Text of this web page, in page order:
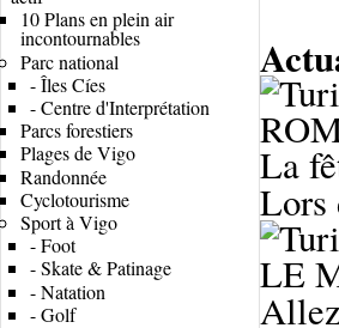
10 Plans en plein air
incontournables
Parc national
-Îles Cíes
-Centre d'Interprétation
Parcs forestiers
Plages de Vigo
Randonnée
Cyclotourisme
Sport à Vigo
-Foot
-Skate & Patinage
-Natation
-Golf
La
Lors
LE